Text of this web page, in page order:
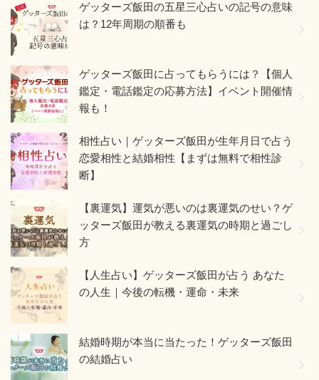
ゲッターズ飯田の五星三心占いの記号の意味
は？12年周期の順番も
ゲッターズ飯田に占ってもらうには？【個人
鑑定・電話鑑定の応募方法】イベント開催情
報も！
相性占い｜ゲッターズ飯田が生年月日で占う
恋愛相性と結婚相性【まずは無料で相性診
断】
【裏運気】運気が悪いのは裏運気のせい？ゲ
ッターズ飯田が教える裏運気の時期と過ごし
方
【人生占い】ゲッターズ飯田が占う あなた
の人生｜今後の転機・運命・未来
結婚時期が本当に当たった！ゲッターズ飯田
の結婚占い